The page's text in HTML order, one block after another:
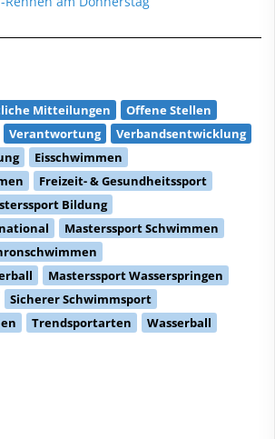
Mitteilungen
Offene Stellen
Verantwortung
Verbandsentwicklung
Eisschwimmen
Freizeit- & Gesundheitssport
Bildung
Masterssport Schwimmen
Masterssport Wasserspringen
Sicherer Schwimmsport
Trendsportarten
Wasserball